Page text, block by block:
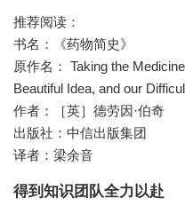
推荐阅读：
书名：《药物简史》
原作名： Taking the
Beautiful Idea, and our
作者：［英］德劳因·伯奇
出版社：中信出版集团
译者：梁余音
得到知识团队全力以赴